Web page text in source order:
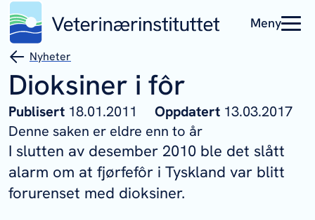
Meny
Nyheter
Dioksiner i fôr
Publisert 18.01.2011 Oppdatert 13.03.2017
Denne saken er eldre enn to år
I slutten av desember 2010 ble det slått
alarm om at fjørfefôr i Tyskland var blitt
forurenset med dioksiner.